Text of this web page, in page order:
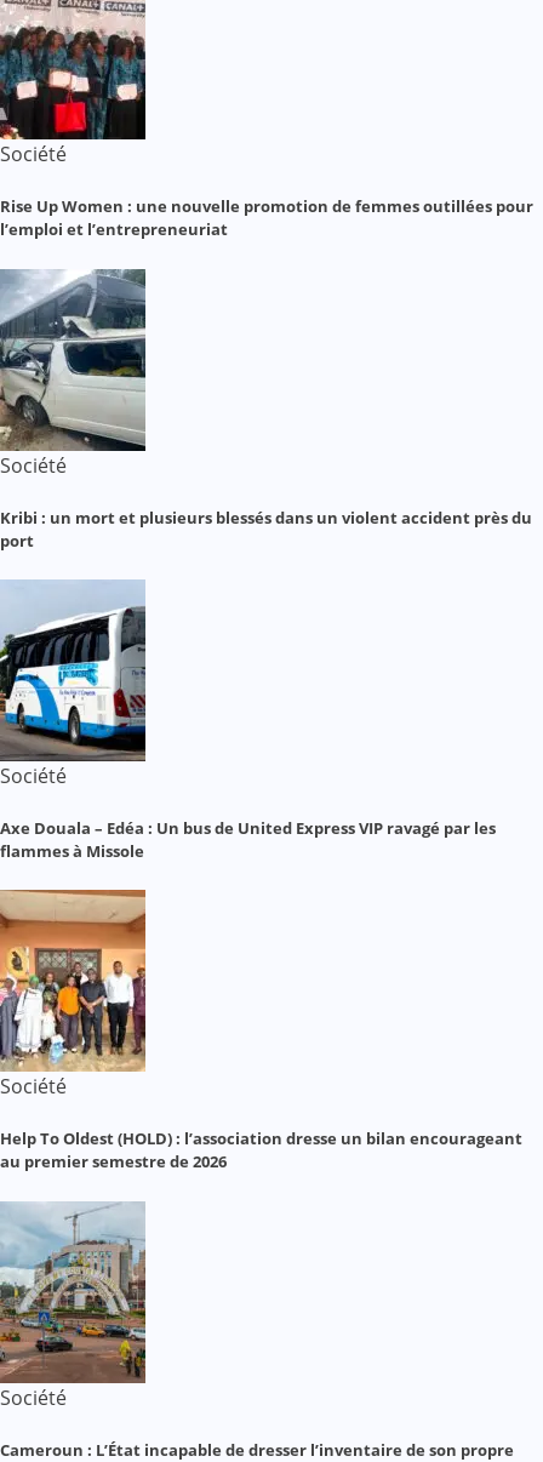
Société
Rise Up Women : une nouvelle promotion de femmes outillées pour
l’emploi et l’entrepreneuriat
Société
Kribi : un mort et plusieurs blessés dans un violent accident près du
port
Société
Axe Douala – Edéa : Un bus de United Express VIP ravagé par les
flammes à Missole
Société
Help To Oldest (HOLD) : l’association dresse un bilan encourageant
au premier semestre de 2026
Société
Cameroun : L’État incapable de dresser l’inventaire de son propre